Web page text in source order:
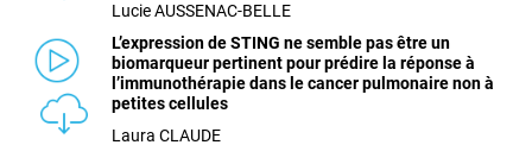
Lucie AUSSENAC-BELLE
L’expression de STING ne semble pas être un
biomarqueur pertinent pour prédire la réponse à
l’immunothérapie dans le cancer pulmonaire non à
petites cellules
Laura CLAUDE